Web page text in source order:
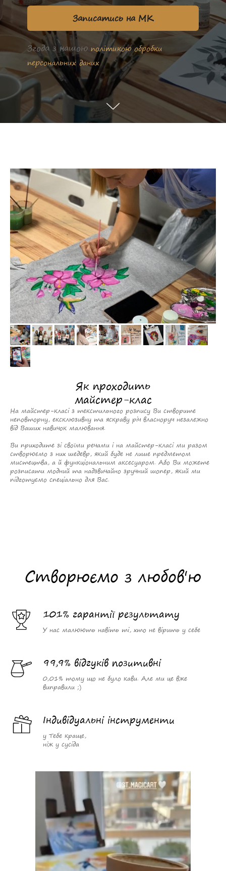
Записатись на МК
Згода з нашою політикою обробки
персональних даних
Як проходить
майстер-клас
На майстер-класі з текстильного розпису Ви створите
неповторну, ексклюзивну та яскраву річ власноруч незалежно
від Ваших навичок малювання.
Ви приходите зі своїми речами і на майстер-класі ми разом
створюємо з них шедевр, який буде не лише предметом
мистецтва, а й функціональним аксесуаром. Або Ви можете
розписати модний та надзвичайно зручний шопер, який ми
підготуємо спеціально для Вас.
Створюємо з любов'ю
101% гарантії результату
У нас малюють навіть ті, хто не вірить у себе
99,9% відгуків позитивні
0,01% тому що не було кави. Але ми це вже
виправили ;)
Індивідуальні інструменти
у Тебе краще,
ніж у сусіда